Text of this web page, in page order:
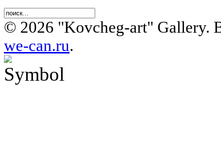
© 2026 "Kovcheg-art" Gallery.
we-can.ru.